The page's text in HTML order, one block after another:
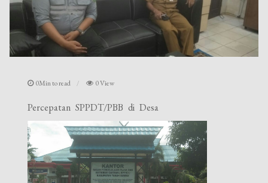
0Min to read 0 View
Percepatan SPPDT/PBB di Desa